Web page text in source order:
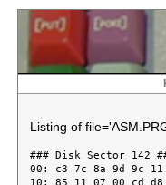
Listing of
### Disk Sector 142 ###
00: c3 7c 8a 9d 9c 11 00 00 cd d4 85 11 73 00 cd e5   .|..........s...
10: 85 11 07 00 cd d8 85 36 00 3e 01 11 06 00 cd c3   .......6.>......
20: 85 21 00 82 cd 88 83 cd dd 8b 21 d8 82 e5 11 09   .!........!.....
30: 00 cd e5 85 16 10 36 20 23 15 c2 36 82 36 00 44   ......6 #..6.6.D
40: 4d e5 cd e3 8b c1 da b8 83 cd 6f 86 c8 cd 2e 86   M.........o.....
50: d2 89 82 c5 cd 57 86 cd 41 86 fe 3a ca 79 82 21   .....W..A..:.y.!
60: 61 8a cd aa 85 d2 77 82 d1 cd 51 87 cd 12 86 c5   a.....w...Q.....
70: 42 4b cd da 84 c1 c9 f6 01 c1 c2 89 82 3e 01 11   BK...........>..
### Disk Sector 143 ###
00: 04 00 cd ca 85 cd da 84 03 cd fc 85 cd 6f 86 c8   .............o..
10: 21 6a 8a cd aa 85 21 07 83 f5 da cf 82 f1 16 00   !j....!.........
20: 21 fb 88 d5 cd aa 85 d1 da b1 82 14 23 be c2 a3   !...........#...
30: 82 f5 cd 41 86 7a cd fa 82 ca cc 82 d1 cd 41 84   ...A.z........A.
40: fe 08 d8 cd 41 84 fe 0a d8 c3 41 84 21 c9 83 cd   ....A.....A.!...
50: 18 35 7e cd 18 35 f1 e9 cd fa 82 c2 2a 82 cd 6f   .5~..5......*..o
60: 86 c4 3f 83 cd 06 8c c3 2a 82 cd ea 85 cd 06 8c   ..?.....*.......
70: f6 af 11 00 00 cd ca 85 f9 c9 d5 11 06 00 f5 cd   ................
### Disk Sector 144 ###
00: bc 85 a7 d1 7a d1 c9 05 46 67 78 83 cd 41 86 c5   ....z...Fgx..A..
10: fe 27 c2 44 83 03 cd 77 86 ca 3f 83 cd 77 86 ca   .'.D...w..?..w..
20: 44 83 c1 03 cd 77 86 ca 30 83 cd 67 83 c3 24 83   D....w..0..g..$.
30: fe 27 c2 3f 83 cd 6f 86 c8 03 fe 2c ca 0c 83 3e   .'.?..o....,...>
40: 46 c3 ea 85 c1 cd cd 84 cd 67 83 c3 35 83 cd 51   F........g..5..Q
50: 87 e5 7d cd 67 83 f1 cd 67 83 cd 6f 86 c8 fe 2c   ..}.g...g..o...,
60: c2 3f 83 03 c3 4e 83 cd fa 82 c2 41 84 c3 07 84   .?...N.....A....
70: cd 51 87 cd 12 86 11 04 00 e5 cd ca 85 d1 19 c3   .Q..............
### Disk Sector 145 ###
00: 88 83 cd 51 87 cd 12 86 11 04 00 c3 d8 85 e1 21   ...Q...........!
10: 00 00 cd 6f 86 c4 51 87 cd 6f 86 44 4d c4 3f 83   ...o..Q..o.DM.?.
20: 11 06 00 cd e5 85 35 ca 21 82 60 69 cd 12 86 cd   ......5.!.`i....
30: a1 8c cd 06 8c c3 f1 82 e1 af 02 3e 5a cd ea 85   ...........>Z...
40: cd fc 85 01 00 00 c3 a0 83 3e 0c 12 20 26 2c 32   .........>.. &,2
50: 7b 9a 90 af a5 c0 f5 cd a5 84 c3 05 84 f5 cd cd   {...............
60: 84 fe 08 d4 d5 84 87 87 87 c3 05 84 f5 cd b5 84   ................
70: c3 05 84 f5 cd bb 84 c3 05 84 f5 cd c1 84 c3 05   ................
### Disk Sector 146 ###
00: 84 f5 cd af 84 e1 b4 c5 f5 11 04 00 cd ca 85 cd   ................
10: 5d 8c 11 10 00 cd e5 85 16 04 7e fe 20 ca 3c 84   ].........~. .<.
20: 23 23 15 c2 1a 84 e5 cd 06 8c cd fc 85 e1 36 00   ##............6.
30: 16 08 2b 36 20 15 c2 32 84 c3 18 84 f1 cd 39 87   ..+6 ..2......9.
40: c1 11 04 00 cd ca 85 23 c3 d8 85 f5 cd a5 84 e1   .......#........
50: b4 f5 cd 5f 86 cd af 84 e1 b4 fe 76 cc c8 84 c3   ..._.......v....
60: 07 84 f5 cd a5 84 e1 b4 cd 5f 86 f5 cd cd 84 f1   ........._......
70: e5 cd 07 84 e1 7d c3 07 84 f5 cd b5 84 e1 b4 cd   .....}..........
### Disk Sector 147 ###
00: 5f 86 f5 cd 51 87 f1 e5 cd 07 84 e1 e5 7d cd 07   _...Q........}..
10: 84 f1 c3 07 84 cd 07 84 af cd 07 84 af cd 07 84   ................
20: 3e 4f c3 ea 85 21 3b 8a cd c4 84 87 87 87 c9 21   >O...!;........!
30: 3b 8a c3 c4 84 21 4c 8a c3 c4 84 21 56 8a c3 c4   ;....!L....!V...
40: 84 21 5c 8a cd aa 85 d8 3e 52 c3 ea 85 cd 51 87   .!\.....>R....Q.
50: 7d 24 c8 25 c8 3e 56 c3 ea 85 eb cd fa 82 ca 03   }$.%.>V.........
60: 85 cd 61 85 d2 2e 85 fe 03 ca 09 85 d5 57 7e fe   ..a..........W~.
70: 06 7a d1 c2 fc 84 77 23 73 23 72 c9 36 07 3e 4d   .z....w#s#r.6.>M
### Disk Sector 148 ###
00: c3 ea 85 cd 61 85 d2 26 85 be c2 ec 84 23 fe 03   ....a..&.....#..
10: ca f8 84 d5 5e 23 56 e3 cd 4d 34 e1 c8 2b cd f8   ....^#V..M4..+..
20: 84 3e 50 c3 ea 85 cd 2e 85 3e 3f c3 ea 85 d5 11   .>P......>?.....
30: 07 00 cd ca 85 f5 0a 77 23 03 0a cd 35 86 da 37   .......w#...5..7
40: 85 2b 7e f6 80 77 23 f1 d1 d5 cd f6 84 23 36 00   .+~..w#......#6.
50: 11 07 00 cd d8 85 d1 cd 25 35 39 d8 3e 54 c3 ea   ........%59.>T..
60: 82 d5 f5 cd 94 85 d1 7a d1 c9 cd 94 85 7e d2 87   .......z.....~..
70: 85 fe 06 ca 8f 85 fe 07 c2 80 85 3e 41 cd ea 85   ...........>A...
### Disk Sector 149 ###
00: 23 5e 23 56 eb a7 c9 3e 06 11 00 00 cd 2e 85 21   #^#V...>.......!
10: 00 00 37 c9 11 07 00 cd ca 85 af be c2 5c 85 11   ..7..........\..
20: 73 00 cd e5 85 1e 03 c3 ac 85 1e 01 16 00 af be   s...............
30: c8 cd 8c 86 eb 7e 37 c8 19 c3 ae 85 e5 cd e5 85   .....~7.........
40: 7e e1 c9 e5 cd e5 85 77 e1 c9 c5 cd e5 85 4e 23   ~......w......N#
50: 66 69 c1 c9 21 02 00 39 c5 44 4d cd e5 85 71 23   fi..!..9.DM...q#
60: 70 60 69 c1 c9 2a 03 82 19 c9 e5 11 09 00 cd e5   p`i..*..........
70: 85 5f 7e fe 20 c2 f9 85 73 e1 af c9 11 04 00 cd   ._~. ...s.......
### Disk Sector 150 ###
00: ca 85 e5 11 0b 00 cd e5 85 d1 7a cd 39 87 7b c3   ..........z.9.{.
10: 39 87 f5 d5 e5 11 10 00 cd e5 85 36 28 23 d1 d5   9..........6(#..
20: 7a cd 39 87 7b cd 39 87 36 29 e1 d1 f1 c9 fe 5b   z.9.{.9.6).....[
30: d0 fe 41 3f c9 cd 2e 86 d8 fe 3a d0 fe 30 3f c9   ..A?......:..0?.
40: 03 0a fe 20 ca 40 86 fe 09 ca 40 86 c9 03 0a cd   ... .@....@.....
50: 39 86 da 4d 86 c9 03 0a cd 35 86 da 56 86 c9 f5   9..M.....5..V...
60: cd 41 86 03 fe 2c ca 6d 86 0b cd 3f 83 f1 c9 cd   .A...,.m...?....
70: 41 86 fe 3b c8 a7 c9 0a a7 c8 03 fe 27 c0 0a fe   A..;........'...
### Disk Sector 151 ###
00: 27 ca 88 86 3e 27 bf c9 03 a7 c9 eb c5 2b 23 0a   '...>'.......+#.
10: 03 be ca 8e 86 f6 80 be eb c2 a3 86 0a cd 35 86   ..............5.
20: d2 ab 86 1a 13 a7 f2 a3 86 c1 c9 13 f1 af c9 50   ...............P
30: 59 cd 57 86 c5 0b 21 d5 86 e5 21 00 00 0a fe 42   Y.W...!...!....B
40: ca e0 86 fe 48 ca 0e 87 fe 4f ca f8 86 fe 51 c2   ....H....O....Q.
50: 2b 87 c3 f8 86 c1 d8 79 ab 37 c0 78 aa c8 37 c9   +......y.7.x..7.
60: 1a 13 d6 30 d6 02 d0 29 d8 3c c2 e0 86 23 c3 e0   ...0...).<...#..
70: 86 29 29 d8 29 d8 b5 6f 1a 13 d6 30 fe 08 da f1   .)).)..o...0....
### Disk Sector 152 ###
00: 86 c9 c6 0a 29 d8 29 d8 29 d8 29 d8 b5 6f 1a 13   ....).).).)..o..
10: d6 30 fe 0a da 04 87 d6 11 fe 06 da 02 87 c9 44   .0.............D
20: 4d 29 29 09 29 d8 4f 06 00 09 d8 1a 13 d6 30 fe   M)).).O.......0.
30: 0a da 1f 87 ee 14 c8 1b c9 f5 0f 0f 0f 0f cd 42   ...............B
40: 87 f1 cd 48 87 77 23 c9 e6 0f c6 90 27 ce 40 27   ...H.w#.....'.@'
50: c9 d5 f5 21 e0 88 e5 11 02 00 cd d4 85 cd 85 87   ...!............
60: cd 41 86 11 e7 88 cd 8b 86 ca 7c 87 11 e9 88 cd   .A........|.....
70: 8b 86 c0 cd 85 87 cd 33 35 c3 60 87 cd 85 87 cd   .......35.`.....
### Disk Sector 153 ###
00: 2c 35 c3 60 87 e5 cd 9e 87 cd 41 86 11 ec 88 cd   ,5.`......A.....
10: 8b 86 c2 ae 87 cd 9e 87 cd 1d 35 c3 89 87 e5 cd   ..........5.....
20: 41 86 11 ef 88 cd 8b 86 ca b0 87 cd b8 87 d1 c9   A...............
30: cd b8 87 cd 25 35 d1 c9 cd 41 86 03 fe 2d ca cd   ....%5...A...-..
40: 87 fe 2b ca c7 87 0b cd f1 87 c3 d3 87 cd f1 87   ..+.............
50: cd 24 35 cd 41 86 fe 2b ca e9 87 fe 2d c0 03 cd   .$5.A..+....-...
60: f1 87 cd 24 35 19 c3 d3 87 03 cd f1 87 19 c3 d3   ...$5...........
70: 87 e5 cd 63 88 cd 41 86 fe 2a ca 26 88 fe 2f ca   ...c..A..*.&../.
### Disk Sector 154 ###
00: 35 88 11 f2 88 cd 8b 86 ca 4b 88 11 f5 88 cd 8b   5........K......
10: 86 ca 5a 88 11 f8 88 cd 8b 86 c2 ae 87 cd 63 88   ..Z...........c.
20: cd 44 35 c3 f5 87 03 cd 63 88 cd 62 35 7a b3 c4   .D5.....c..b5z..
30: d5 84 c3 f5 87 03 cd 63 88 7c b5 c2 45 88 2b cd   .......c.|..E.+.
40: d5 84 c3 f5 87 cd 81 35 c3 f5 87 cd 63 88 7c b5   .......5....c.|.
50: ca 3f 88 cd 81 35 eb c3 f5 87 cd 63 88 cd 3a 35   .?...5.....c..:5
60: c3 f5 87 e5 cd 41 86 fe 28 ca 8c 88 fe 24 ca 99   .....A..(....$..
70: 88 fe 27 ca a2 88 cd 2e 86 da bd 88 cd 39 86 d2   ..'..........9..
### Disk Sector 155 ###
00: c7 88 cd af 86 3e 49 dc ea 85 d1 c9 03 cd 5d 87   .....>I.......].
10: 0a fe 29 c2 c7 88 03 d1 c9 03 11 04 00 cd ca 85   ..).............
20: d1 c9 03 0a 26 00 6f fe 27 c2 b3 88 03 0a fe 27   ....&.o.'......'
30: c2 c7 88 03 0a fe 27 c2 c7 88 03 d1 c9 cd 6a 85   ......'.......j.
40: 3e 55 dc ea 85 d1 c9 11 02 00 cd ca 85 f9 3e 45   >U............>E
50: cd ea 85 0a a7 c8 fe 3b c8 fe 2c c8 03 c3 d3 88   .......;..,.....
60: cd 6f 86 d1 7a d1 c9 4f d2 58 4f d2 41 4e c4 4e   .o..z..O.XO.AN.N
70: 4f d4 4d 4f c4 53 48 cc 53 48 d2 4e 4f d0 00 52   O.MO.SH.SH.NO..R
### Disk Sector 156 ###
00: 4c c3 07 52 52 c3 0f 52 41 cc 17 52 41 d2 1f 44   L..RR..RA..RA..D
10: 41 c1 27 43 4d c1 2f 53 54 c3 37 43 4d c3 3f 48   A.'CM./ST.7CM.?H
20: 4c d4 76 52 4e da c0 52 da c8 52 45 d4 c9 52 4e   L.vRN..R..RE..RN
30: c3 d0 52 c3 d8 52 50 cf e0 58 54 48 cc e3 52 50   ..R..RP..XTH..RP
40: c5 e8 50 43 48 cc e9 58 43 48 c7 eb 52 d0 f0 44   ..PCH..XCH..R..D
50: c9 f3 52 cd f8 53 50 48 cc f9 45 c9 fb 00 49 4e   ..R..SPH..E...IN
60: d2 04 44 43 d2 05 00 52 53 d4 c7 00 49 4e d8 03   ..DC...RS...IN..
70: 44 41 c4 09 44 43 d8 0b 00 50 4f d0 c1 50 55 53   DA..DC...PO..PUS
### Disk Sector 157 ###
00: c8 c5 00 53 54 41 d8 02 4c 44 41 d8 0a 00 41 44   ...STA..LDA...AD
10: c4 80 41 44 c3 88 53 55 c2 90 53 42 c2 98 41 4e   ..AD..SU..SB..AN
20: c1 a0 58 52 c1 a8 4f 52 c1 b0 43 4d d0 b8 00 4d   ..XR..OR..CM...M
30: 4f d6 40 00 41 44 c9 c6 41 43 c9 ce 4f 55 d4 d3   O.@.AD..AC..OU..
40: 53 55 c9 d6 49 ce db 53 42 c9